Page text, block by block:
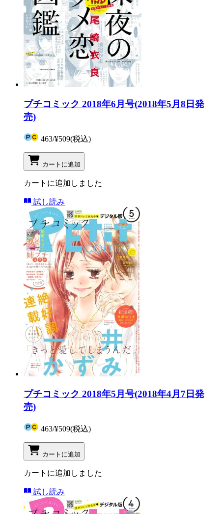
プチコミック 2018年6月号(2018年5月8日発
売)
463/¥509(税込)
カートに追加
カートに追加しました
試し読み
プチコミック 2018年5月号(2018年4月7日発
売)
463/¥509(税込)
カートに追加
カートに追加しました
試し読み